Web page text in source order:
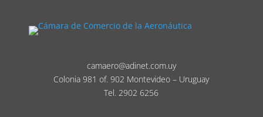
camaero@adinet.com.uy
Colonia 981 of. 902 Montevideo – Uruguay
Tel. 2902 6256